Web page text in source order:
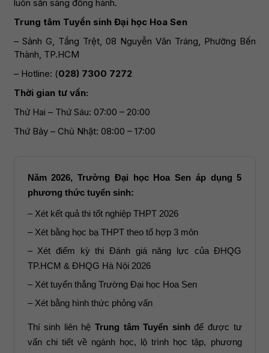
luôn sẵn sàng đồng hành.
Trung tâm Tuyển sinh Đại học Hoa Sen
– Sảnh G, Tầng Trệt, 08 Nguyễn Văn Tráng, Phường Bến
Thành, TP.HCM
– Hotline: (028) 7300 7272
Thời gian tư vấn:
Thứ Hai – Thứ Sáu: 07:00 – 20:00
Thứ Bảy – Chủ Nhật: 08:00 – 17:00
Năm 2026, Trường Đại học Hoa Sen áp dụng 5
phương thức tuyển sinh:
– Xét kết quả thi tốt nghiệp THPT 2026
– Xét bằng học bạ THPT theo tổ hợp 3 môn
– Xét điểm kỳ thi Đánh giá năng lực của ĐHQG
TP.HCM & ĐHQG Hà Nội 2026
– Xét tuyển thẳng Trường Đại học Hoa Sen
– Xét bằng hình thức phỏng vấn
Thí sinh liên hệ Trung tâm Tuyển sinhđể được tư
vấn chi tiết về ngành học, lộ trình học tập, phương